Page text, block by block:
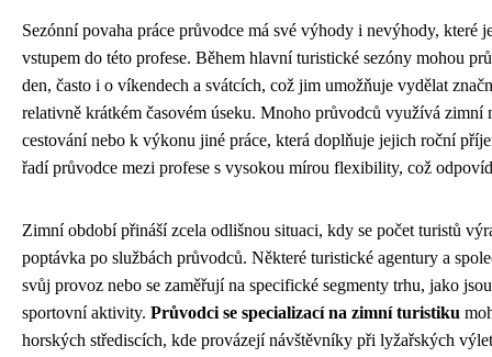
Sezónní povaha práce průvodce má své výhody i nevýhody, které
vstupem do této profese. Během hlavní turistické sezóny mohou
den, často i o víkendech a svátcích, což jim umožňuje vydělat
relativně krátkém časovém úseku. Mnoho průvodců využívá zimní
cestování nebo k výkonu jiné práce, která doplňuje jejich roční
řadí průvodce mezi profese s vysokou mírou flexibility, což
Zimní období přináší zcela odlišnou situaci, kdy se počet turistů
poptávka po službách průvodců. Některé turistické agentury a
svůj provoz nebo se zaměřují na specifické segmenty trhu, jako
sportovní aktivity. Průvodci se specializací na zimní turistiku
horských střediscích, kde provázejí návštěvníky při lyžařských